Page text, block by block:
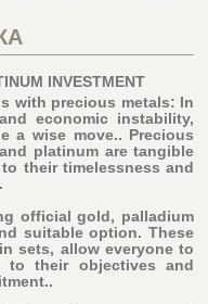
INVESTMENT
with precious metals: In
economic instability,
a wise move.. Precious
platinum are tangible
their timelessness and
official gold, palladium
suitable option. These
sets, allow everyone to
to their objectives and